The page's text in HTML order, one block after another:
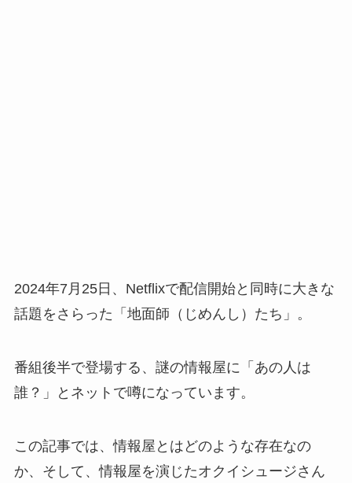
2024年7月25日、Netflixで配信開始と同時に大きな
話題をさらった「地面師（じめんし）たち」。
番組後半で登場する、謎の情報屋に「あの人は
誰？」とネットで噂になっています。
この記事では、情報屋とはどのような存在なの
か、そして、情報屋を演じたオクイシュージさん